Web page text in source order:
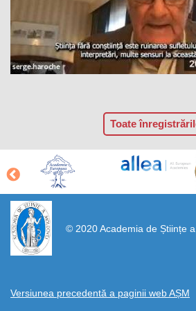
Toate
© 2020 Academia de Științe
Versiunea precedentă a paginii web AȘM
https://propletenie.ru/